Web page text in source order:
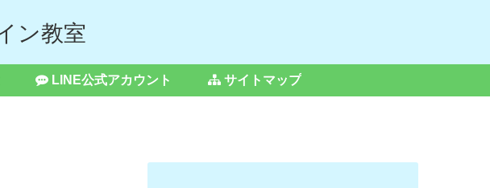
LINE公式アカウント サイトマップ